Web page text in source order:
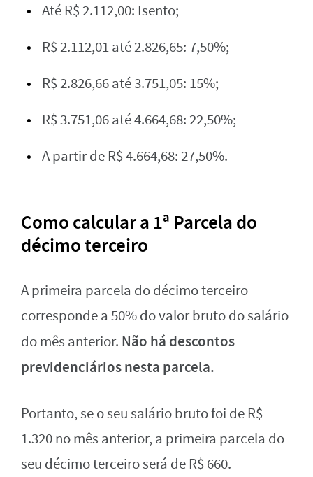
Até R$ 2.112,00: Isento;
R$ 2.112,01 até 2.826,65: 7,50%;
R$ 2.826,66 até 3.751,05: 15%;
R$ 3.751,06 até 4.664,68: 22,50%;
A partir de R$ 4.664,68: 27,50%.
Como calcular a 1ª Parcela do
décimo terceiro
A primeira parcela do décimo terceiro
corresponde a 50% do valor bruto do salário
do mês anterior. Não há descontos
previdenciários nesta parcela.
Portanto, se o seu salário bruto foi de R$
1.320 no mês anterior, a primeira parcela do
seu décimo terceiro será de R$ 660.